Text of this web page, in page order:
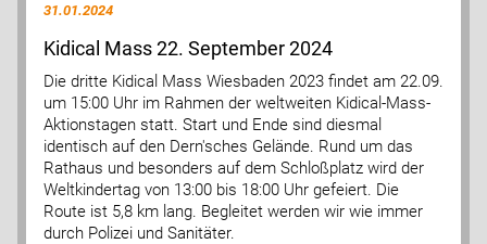
31.01.2024
Kidical Mass 22. September 2024
Die dritte Kidical Mass Wiesbaden 2023 findet am 22.09.
um 15:00 Uhr im Rahmen der weltweiten Kidical-Mass-
Aktionstagen statt. Start und Ende sind diesmal
identisch auf den Dern'sches Gelände. Rund um das
Rathaus und besonders auf dem Schloßplatz wird der
Weltkindertag von 13:00 bis 18:00 Uhr gefeiert. Die
Route ist 5,8 km lang. Begleitet werden wir wie immer
durch Polizei und Sanitäter.